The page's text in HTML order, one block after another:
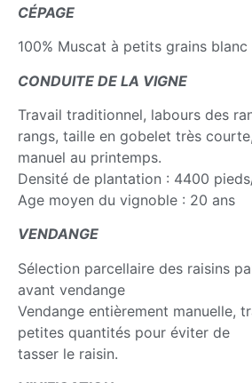
CÉPAGE
100% Muscat à petits grains blanc
CONDUITE DE LA VIGNE
Travail traditionnel, labours des
rangs, taille en gobelet très
manuel au printemps.
Densité de plantation : 4400
Age moyen du vignoble : 20 ans
VENDANGE
Sélection parcellaire des raisins
avant vendange
Vendange entièrement manuelle,
petites quantités pour éviter de
tasser le raisin.